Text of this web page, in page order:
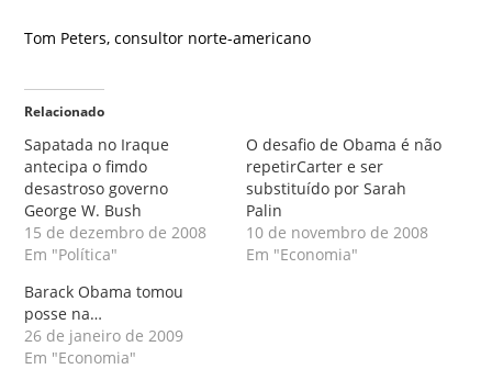
Tom Peters, consultor norte-americano
Relacionado
Sapatada no Iraque
antecipa o fimdo
desastroso governo
George W. Bush
15 de dezembro de 2008
Em "Política"
O desafio de Obama é não
repetirCarter e ser
substituído por Sarah
Palin
10 de novembro de 2008
Em "Economia"
Barack Obama tomou
posse na…
26 de janeiro de 2009
Em "Economia"